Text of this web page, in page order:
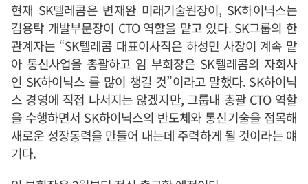
현재 SK텔레콤은 변재완 미래기술원장이, SK하이닉스는
김용탁 개발부문장이 CTO 역할을 맡고 있다. SK그룹의 한
관계자는 “SK텔레콤 대표이사직은 하성민 사장이 계속 맡
아 통신사업을 총괄하고 임 부회장은 SK텔레콤의 자회사
인 SK하이닉스 를 많이 챙길 것”이라고 말했다. SK하이닉
스 경영에 직접 나서지는 않겠지만, 그룹내 총괄 CTO 역할
을 수행하면서 SK하이닉스의 반도체와 통신기술을 접목해
새로운 성장동력을 만들어 내는데 주력하게 될 것이라는 얘
기다.